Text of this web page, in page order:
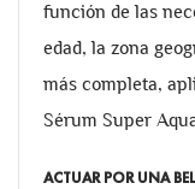
función de las
edad, la zona
más completa,
Sérum Super
ACTUAR POR UNA